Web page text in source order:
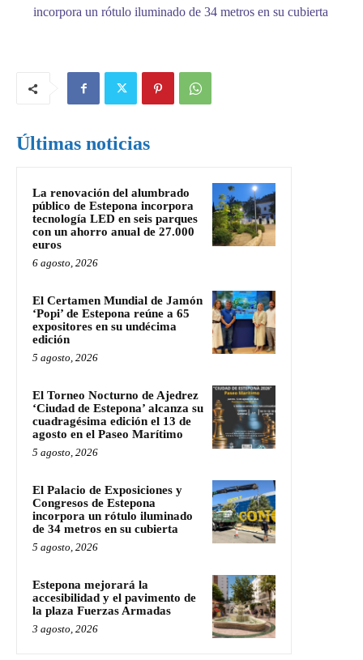
incorpora un rótulo iluminado de 34 metros en su cubierta
Últimas noticias
La renovación del alumbrado
público de Estepona incorpora
tecnología LED en seis parques
con un ahorro anual de 27.000
euros
6 agosto, 2026
El Certamen Mundial de Jamón
‘Popi’ de Estepona reúne a 65
expositores en su undécima
edición
5 agosto, 2026
El Torneo Nocturno de Ajedrez
‘Ciudad de Estepona’ alcanza su
cuadragésima edición el 13 de
agosto en el Paseo Marítimo
5 agosto, 2026
El Palacio de Exposiciones y
Congresos de Estepona
incorpora un rótulo iluminado
de 34 metros en su cubierta
5 agosto, 2026
Estepona mejorará la
accesibilidad y el pavimento de
la plaza Fuerzas Armadas
3 agosto, 2026